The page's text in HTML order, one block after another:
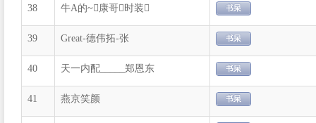
38 牛A的~康哥时装
39 Great-德伟拓-张
40 天一内配_____郑恩东
41 燕京笑颜